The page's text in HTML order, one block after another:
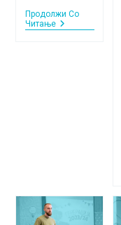
Продолжи Со
ЧитањеБесплатни